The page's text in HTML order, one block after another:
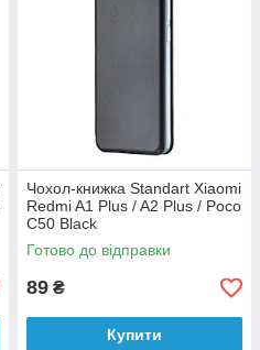
Чохол-книжка Standart Xiaomi
Redmi A1 Plus / A2 Plus / Poco
C50 Black
Готово до відправки
89 ₴
Купити